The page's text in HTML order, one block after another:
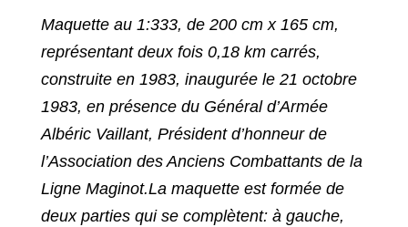
Maquette au 1:333, de 200 cm x 165 cm,
représentant deux fois 0,18 km carrés,
construite en 1983, inaugurée le 21 octobre
1983, en présence du Général d’Armée
Albéric Vaillant, Président d’honneur de
l’Association des Anciens Combattants de la
Ligne Maginot.La maquette est formée de
deux parties qui se complètent: à gauche,